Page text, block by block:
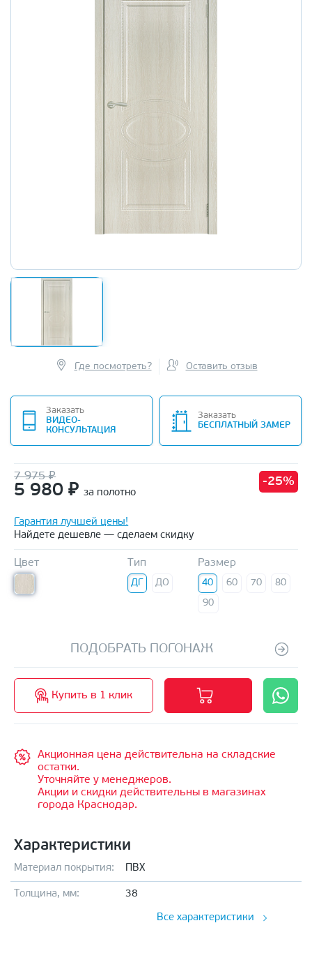
Где посмотреть? Оставить отзыв
Заказать
ВИДЕО-
КОНСУЛЬТАЦИЯ
Заказать
БЕСПЛАТНЫЙ ЗАМЕР
7 975 ₽
5 980 ₽ за полотно
-25%
Гарантия лучшей цены!
Найдете дешевле — сделаем скидку
Цвет Тип
ДГ ДО
Размер
40 60 70
80
90
ПОДОБРАТЬ ПОГОНАЖ
Купить в 1 клик
Акционная цена действительна на складские
остатки.
Уточняйте у менеджеров.
Акции и скидки действительны в магазинах
города Краснодар.
Характеристики
Материал покрытия: ПВХ
Толщина, мм: 38
Все характеристики